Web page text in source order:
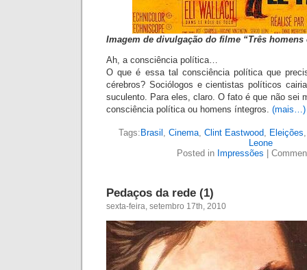
Imagem de divulgação do filme “Três homens
Ah, a consciência política…
O que é essa tal consciência política que
cérebros? Sociólogos e cientistas políticos
suculento. Para eles, claro. O fato é que não sei
consciência política ou homens íntegros. (mais…)
Tags: Brasil , Cinema, Clint Eastwood, Eleições
Leone
Posted in Impressões
Pedaços da rede (1)
sexta-feira, setembro 17th, 2010